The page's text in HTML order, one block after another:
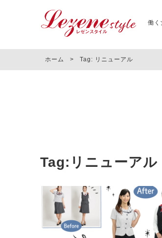
働く
ホーム > Tag: リニューアル
Tag:リニューアル